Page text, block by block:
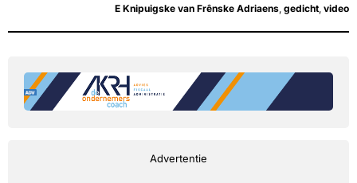
E Knipuigske van Frênske Adriaens gedicht video
Advertentie